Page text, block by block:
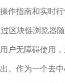
作指南和实时
区块链浏览器
户无障碍使用
。作为一个去